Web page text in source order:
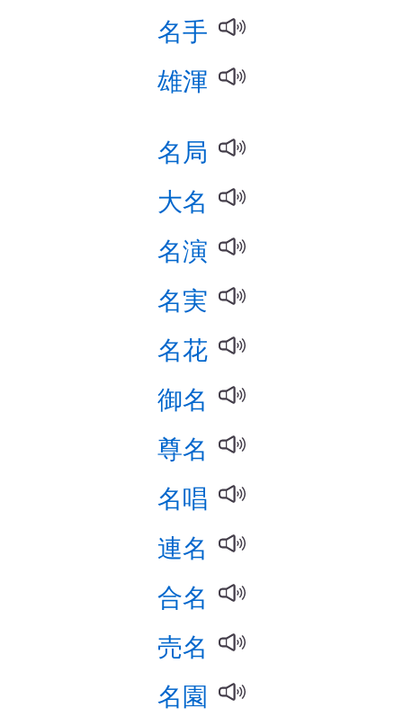
名手
雄渾
名局
大名
名演
名実
名花
御名
尊名
名唱
連名
合名
売名
名園